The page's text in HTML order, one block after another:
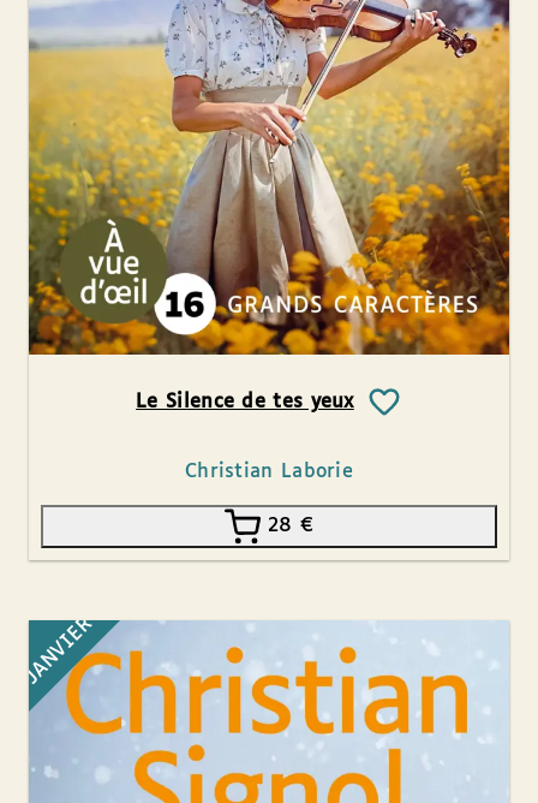
Le Silence de tes yeux
Christian Laborie
28 €
JANVIER